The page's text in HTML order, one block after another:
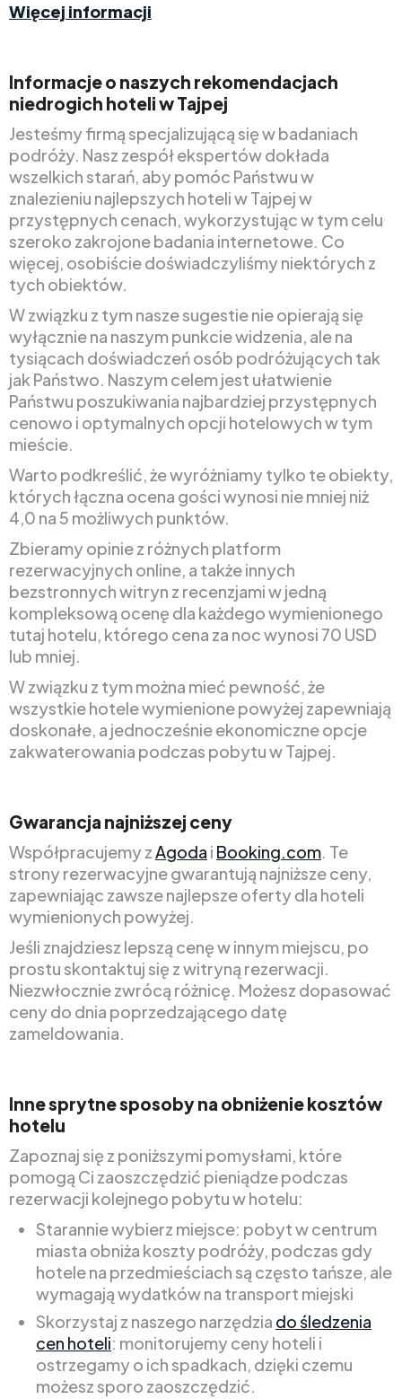
Więcej informacji
Informacje o naszych rekomendacjach
niedrogich hoteli w Tajpej
Jesteśmy firmą specjalizującą się w badaniach
podróży. Nasz zespół ekspertów dokłada
wszelkich starań, aby pomóc Państwu w
znalezieniu najlepszych hoteli w Tajpej w
przystępnych cenach, wykorzystując w tym celu
szeroko zakrojone badania internetowe. Co
więcej, osobiście doświadczyliśmy niektórych z
tych obiektów.
W związku z tym nasze sugestie nie opierają się
wyłącznie na naszym punkcie widzenia, ale na
tysiącach doświadczeń osób podróżujących tak
jak Państwo. Naszym celem jest ułatwienie
Państwu poszukiwania najbardziej przystępnych
cenowo i optymalnych opcji hotelowych w tym
mieście.
Warto podkreślić, że wyróżniamy tylko te obiekty,
których łączna ocena gości wynosi nie mniej niż
4,0 na 5 możliwych punktów.
Zbieramy opinie z różnych platform
rezerwacyjnych online, a także innych
bezstronnych witryn z recenzjami w jedną
kompleksową ocenę dla każdego wymienionego
tutaj hotelu, którego cena za noc wynosi 70 USD
lub mniej.
W związku z tym można mieć pewność, że
wszystkie hotele wymienione powyżej zapewniają
doskonałe, a jednocześnie ekonomiczne opcje
zakwaterowania podczas pobytu w Tajpej.
Gwarancja najniższej ceny
Współpracujemy zAgoda i Booking.com. Te
strony rezerwacyjne gwarantują najniższe ceny,
zapewniając zawsze najlepsze oferty dla hoteli
wymienionych powyżej.
Jeśli znajdziesz lepszą cenę w innym miejscu, po
prostu skontaktuj się z witryną rezerwacji.
Niezwłocznie zwrócą różnicę. Możesz dopasować
ceny do dnia poprzedzającego datę
zameldowania.
Inne sprytne sposoby na obniżenie kosztów
hotelu
Zapoznaj się z poniższymi pomysłami, które
pomogą Ci zaoszczędzić pieniądze podczas
rezerwacji kolejnego pobytu w hotelu:
Starannie wybierz miejsce: pobyt w centrum
miasta obniża koszty podróży, podczas gdy
hotele na przedmieściach są często tańsze, ale
wymagają wydatków na transport miejski
Skorzystaj z naszego narzędzia do śledzenia
cen hoteli: monitorujemy ceny hoteli i
ostrzegamy o ich spadkach, dzięki czemu
możesz sporo zaoszczędzić.